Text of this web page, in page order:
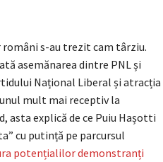
s-au trezit cam târziu.
asemănarea dintre PNL și
Național Liberal și atracția
mult mai receptiv la
asta explică de ce Puiu Hașotti
cu putință pe parcursul
potențialilor demonstranți